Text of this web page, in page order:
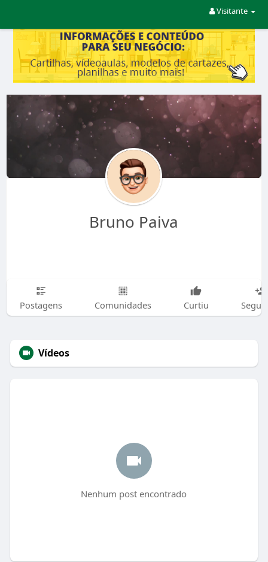
Visitante
Bruno Paiva
Postagens Comunidades Curtiu
Vídeos
Nenhum post encontrado